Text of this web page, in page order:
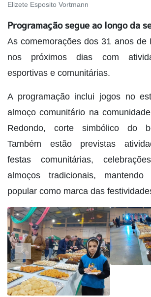
Elizete Esposito Vortmann
Programação segue ao longo da
As comemorações dos 31 anos de
nos próximos dias com
esportivas e comunitárias.
A programação inclui jogos no
almoço comunitário na
Redondo, corte simbólico do
Também estão previstas
festas comunitárias,
almoços tradicionais,
popular como marca das